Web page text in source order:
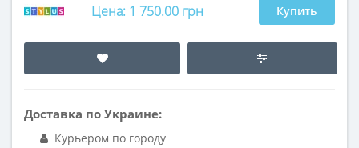
Цена: 1 750.00 грн Купить
Доставка по Украине:
Курьером по городу